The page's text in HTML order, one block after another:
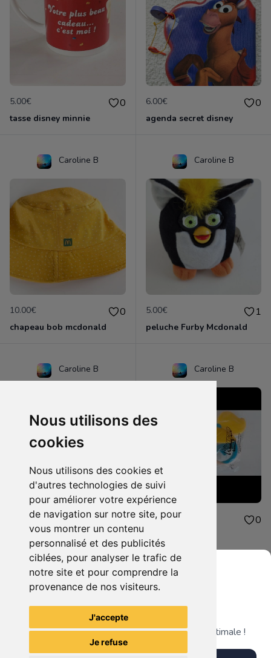
Nous utilisons des
cookies
Nous utilisons des cookies et
d'autres technologies de suivi
pour améliorer votre expérience
de navigation sur notre site, pour
vous montrer un contenu
personnalisé et des publicités
ciblées, pour analyser le trafic de
notre site et pour comprendre la
provenance de nos visiteurs.
J'accepte
Je refuse
5.00€ 0
tasse disney minnie
6.00€ 0
agenda secret disney
Caroline B
10.00€ 0
chapeau bob mcdonald
Caroline B
5.00€ 1
peluche Furby Mcdonald
Caroline B
4.00€ 0
peluche mcdonald
Caroline B
4.00€ 0
Voir tous les articles du vendeur
Grenier du Geek
Télécharge notre app pour une expérience optimale !